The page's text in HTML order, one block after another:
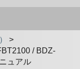
>
/ BDZ-
ュアル